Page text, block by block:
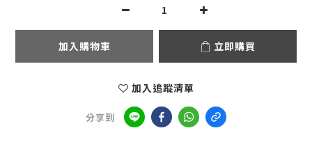
加入購物車 立即購買
加入追蹤清單
分享到